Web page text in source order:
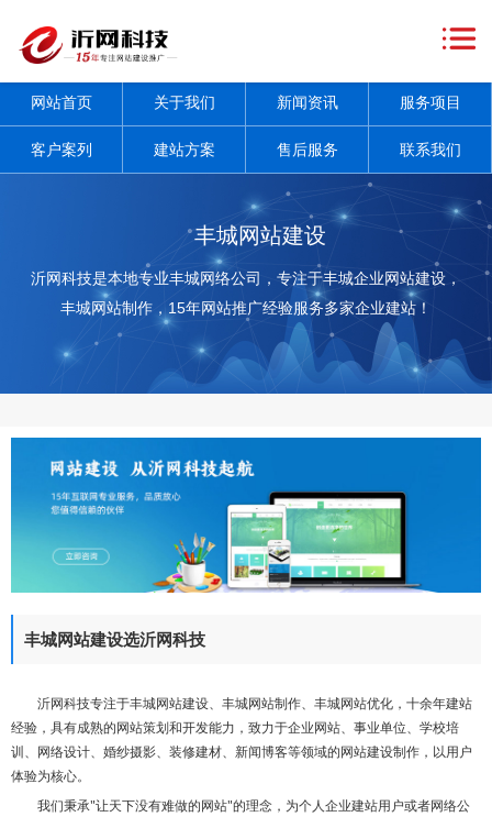
首
页
于
我
新
闻
服
网站首页 关于我们 新闻资讯 服务项目
客户案列 建站方案 售后服务 联系我们
丰城网站建设
沂网科技是本地专业丰城网络公司，专注于丰城企业网站建设，
丰城网站制作，15年网站推广经验服务多家企业建站！
丰城网站建设选沂网科技
沂网科技专注于丰城网站建设、丰城网站制作、丰城网站优化，十余年建站
经验，具有成熟的网站策划和开发能力，致力于企业网站、事业单位、学校培
训、网络设计、婚纱摄影、装修建材、新闻博客等领域的网站建设制作，以用户
体验为核心。
我们秉承"让天下没有难做的网站"的理念，为个人企业建站用户或者网络公